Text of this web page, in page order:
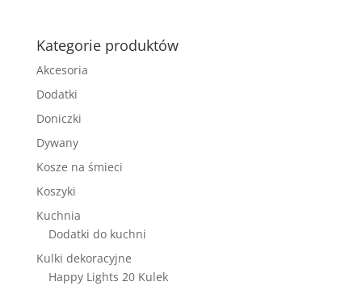
Kategorie produktów
Akcesoria
Dodatki
Doniczki
Dywany
Kosze na śmieci
Koszyki
Kuchnia
Dodatki do kuchni
Kulki dekoracyjne
Happy Lights 20 Kulek